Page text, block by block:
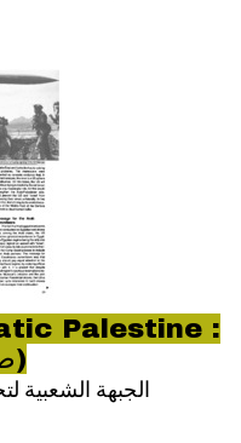
Palestine :
11 (ص 23)
الجبهة الشعبية